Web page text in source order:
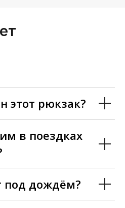
этот рюкзак?
в поездках
под дождём?